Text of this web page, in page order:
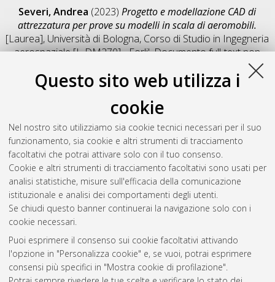
Questo sito web utilizza i
cookie
Nel nostro sito utilizziamo sia cookie tecnici necessari per il suo
funzionamento, sia cookie e altri strumenti di tracciamento
facoltativi che potrai attivare solo con il tuo consenso.
Cookie e altri strumenti di tracciamento facoltativi sono usati per
analisi statistiche, misure sull'efficacia della comunicazione
istituzionale e analisi dei comportamenti degli utenti.
Se chiudi questo banner continuerai la navigazione solo con i
cookie necessari.
Puoi esprimere il consenso sui cookie facoltativi attivando
l'opzione in "Personalizza cookie" e, se vuoi, potrai esprimere
consensi più specifici in "Mostra cookie di profilazione".
Severi, Andrea (2023)Progetto e modellazione CAD di
attrezzatura per prove su modelli in scala di aeromobili.
[Laurea], Università di Bologna, Corso di Studio in Ingegneria
aerospaziale [L-DM270] - Forli', Documento full-text non
Salva citazione
Condividi
Il full-text non è disponibile per scelta dell'autore. (
Abstract
Altri metadati
Gestione del documento:
Atom
Rss 1.0